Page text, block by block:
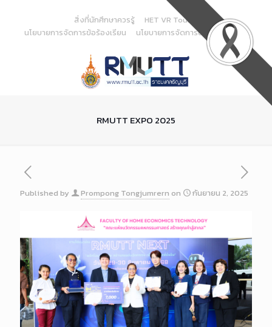
Content
สิ่งที่นักศึกษาควรรู้
HET VR Tour
นโยบายการจัดการข้อร้องเรียน
นโยบายการจัดการด้านสารสนเทศ
RMUTT EXPO 2025
Published by Prompong Tongjumrern on กันยายน 2, 2025